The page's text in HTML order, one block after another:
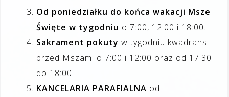
Od poniedziałku do końca wakacji Msze
Święte w tygodniu o 7:00, 12:00 i 18:00.
Sakrament pokuty w tygodniu kwadrans
przed Mszami o 7:00 i 12:00 oraz od 17:30
do 18:00.
KANCELARIA PARAFIALNA od